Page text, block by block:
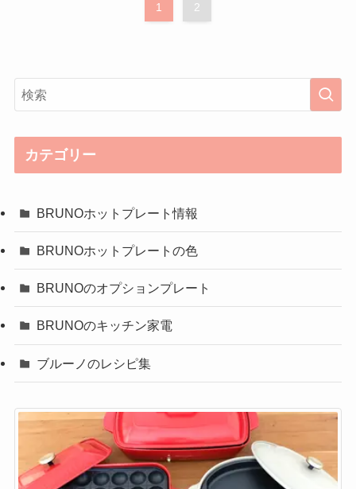
1 2
カテゴリー
BRUNOホットプレート情報
BRUNOホットプレートの色
BRUNOのオプションプレート
BRUNOのキッチン家電
ブルーノのレシピ集